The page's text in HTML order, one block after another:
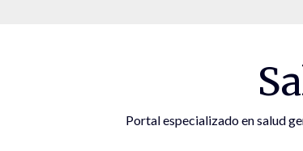
Portal especializado en salud